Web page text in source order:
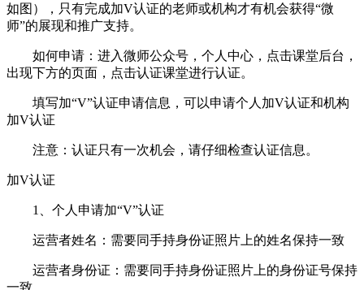
如图），只有完成加V认证的老师或机构才有机会获得“微
师”的展现和推广支持。
如何申请：进入微师公众号，个人中心，点击课堂后台，
出现下方的页面，点击认证课堂进行认证。
填写加“V”认证申请信息，可以申请个人加V认证和机构
加V认证
注意：认证只有一次机会，请仔细检查认证信息。
加V认证
1、个人申请加“V”认证
运营者姓名：需要同手持身份证照片上的姓名保持一致
运营者身份证：需要同手持身份证照片上的身份证号保持
一致